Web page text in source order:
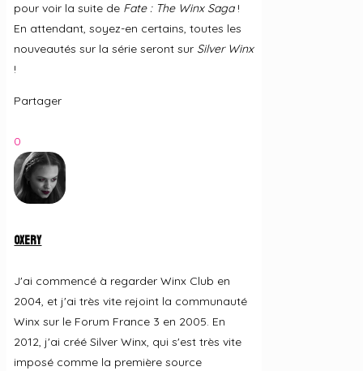
pour voir la suite de Fate : The Winx Saga!
En attendant, soyez-en certains, toutes les
nouveautés sur la série seront sur Silver Winx
!
Partager
0
Oxery
J'ai commencé à regarder Winx Club en
2004, et j'ai très vite rejoint la communauté
Winx sur le Forum France 3 en 2005. En
2012, j'ai créé Silver Winx, qui s'est très vite
imposé comme la première source